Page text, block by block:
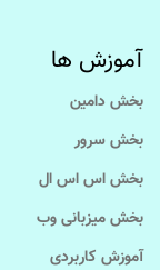
آموزش ها
بخش دامین
بخش سرور
بخش اس اس ال
بخش میزبانی وب
آموزش کاربردی